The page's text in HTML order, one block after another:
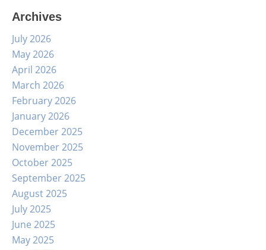
Archives
July 2026
May 2026
April 2026
March 2026
February 2026
January 2026
December 2025
November 2025
October 2025
September 2025
August 2025
July 2025
June 2025
May 2025